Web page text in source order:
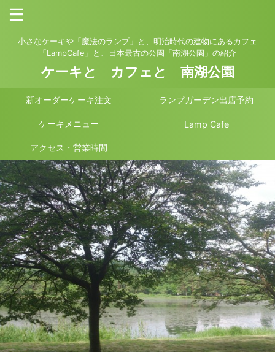
小さなケーキや「魔法のランプ」と、明治時代の建物にあるカフェ
「LampCafe」と、日本最古の公園「南湖公園」の紹介
ケーキと カフェと 南湖公園
新オーダーケーキ注文 ランプガーデン出店予約
ケーキメニュー Lamp Cafe
アクセス・営業時間